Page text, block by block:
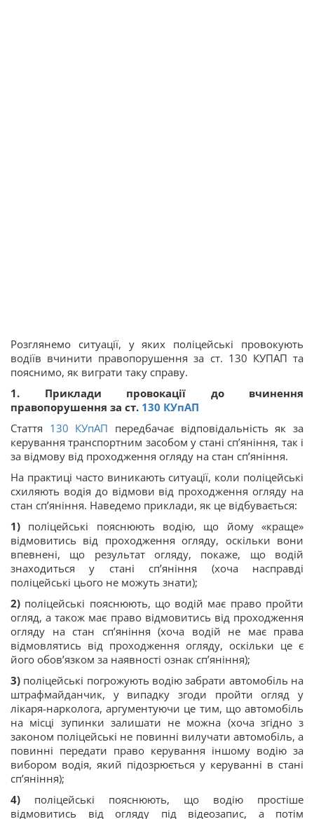
Розглянемо ситуації, у яких поліцейські провокують
водіїв вчинити правопорушення за ст. 130 КУПАП та
пояснимо, як виграти таку справу.
1. Приклади провокації до вчинення
правопорушення за ст. 130 КУпАП
Стаття 130 КУпАП передбачає відповідальність як за
керування транспортним засобом у стані сп’яніння, так і
за відмову від проходження огляду на стан сп’яніння.
На практиці часто виникають ситуації, коли поліцейські
схиляють водія до відмови від проходження огляду на
стан сп’яніння. Наведемо приклади, як це відбувається:
1) поліцейські пояснюють водію, що йому «краще»
відмовитись від проходження огляду, оскільки вони
впевнені, що результат огляду, покаже, що водій
знаходиться у стані сп’яніння (хоча насправді
поліцейські цього не можуть знати);
2) поліцейські пояснюють, що водій має право пройти
огляд, а також має право відмовитись від проходження
огляду на стан сп’яніння (хоча водій не має права
відмовлятись від проходження огляду, оскільки це є
його обов’язком за наявності ознак сп’яніння);
3) поліцейські погрожують водію забрати автомобіль на
штрафмайданчик, у випадку згоди пройти огляд у
лікаря-нарколога, аргументуючи це тим, що автомобіль
на місці зупинки залишати не можна (хоча згідно з
законом поліцейські не повинні вилучати автомобіль, а
повинні передати право керування іншому водію за
вибором водія, який підозрюється у керуванні в стані
сп’яніння);
4) поліцейські пояснюють, що водію простіше
відмовитись від огляду під відеозапис, а потім